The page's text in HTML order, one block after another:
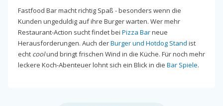
Fastfood Bar macht richtig Spaß - besonders wenn die
Kunden ungeduldig auf ihre Burger warten. Wer mehr
Restaurant-Action sucht findet bei Pizza Barneue
Herausforderungen. Auch derBurger und Hotdog Stand ist
echt coolund bringt frischen Wind in die Küche. Für noch mehr
leckere Koch-Abenteuer lohnt sich ein Blick in die Bar Spiele.